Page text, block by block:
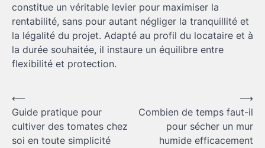
constitue un véritable levier pour maximiser la
rentabilité, sans pour autant négliger la tranquillité et
la légalité du projet. Adapté au profil du locataire et à
la durée souhaitée, il instaure un équilibre entre
flexibilité et protection.
Navigation
de
l’article
⟵
Guide pratique pour
cultiver des tomates chez
soi en toute simplicité
Combien de temps faut-il
pour sécher un mur
humide efficacement
⟶